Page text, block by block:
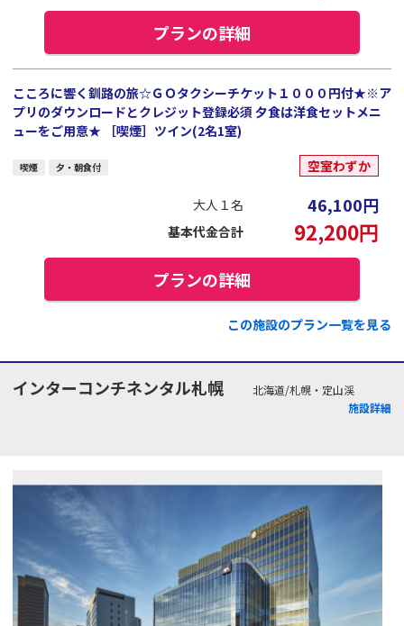
プランの詳細
こころに響く釧路の旅☆ＧＯタクシーチケット１０００円付★※ア
プリのダウンロードとクレジット登録必須 夕食は洋食セットメニ
ューをご用意★ ［喫煙］ツイン(2名1室)
喫煙 夕・朝食付 空室わずか
大人１名 46,100円
基本代金合計 92,200円
プランの詳細
この施設のプラン一覧を見る
インターコンチネンタル札幌
北海道/札幌・定山渓
施設詳細